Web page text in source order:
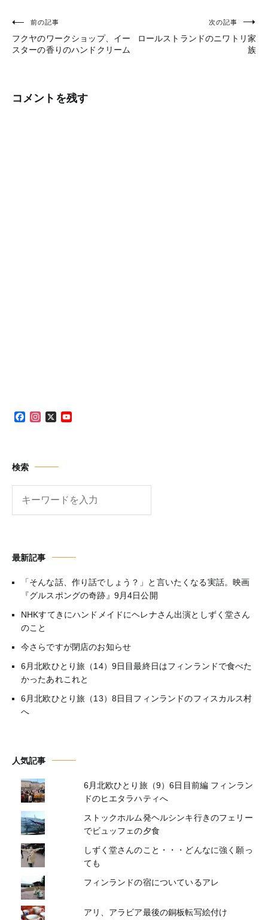
投
稿
ゲ
前の記事
フクヤのワークショップ、イー
スターの香りのハンドクリーム
次の記事
ロールストランドのニワトリ家
族
コメントを残す
Facebook
Instagram
X
検索
最新記事
「そんな話、作り話でしょう？」と言いたくなる実話。映画
『グルスポングの奇跡』9月4日公開
NHKすてきにハンドメイドにヘレナさん出演としずく堂さん
のこと
今さらですが閉店のお知らせ
6月北欧ひとり旅（14）9日目最終日はフィンランドで食べた
かったあれこれと
6月北欧ひとり旅（13）8日目フィンランドのフィスカルス村
へ
人気記事
6月北欧ひとり旅（9）6日目前編 フィンラン
ドのヒエタラハティへ
ストックホルム発ヘルシンキ行きのフェリー
でビュッフェの夕食
しずく堂さんのこと・・・どんなに強く願っ
ても
フィンランドの宿についているアレ
アリ、アラビア最後の銅板転写絵付け